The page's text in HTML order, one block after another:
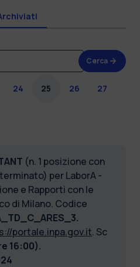
Cerca
24 25 26 27
(n. 1 posizione con
per LaborA -
e Rapporti con le
di Milano. Codice
portale.inpa.gov.it. Sc
16:00).